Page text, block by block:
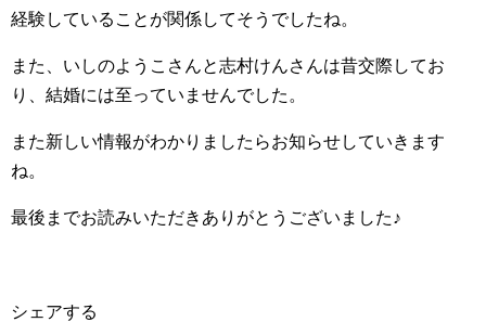
経験していることが関係してそうでしたね。
また、いしのようこさんと志村けんさんは昔交際してお
り、結婚には至っていませんでした。
また新しい情報がわかりましたらお知らせしていきます
ね。
最後までお読みいただきありがとうございました♪
シェアする